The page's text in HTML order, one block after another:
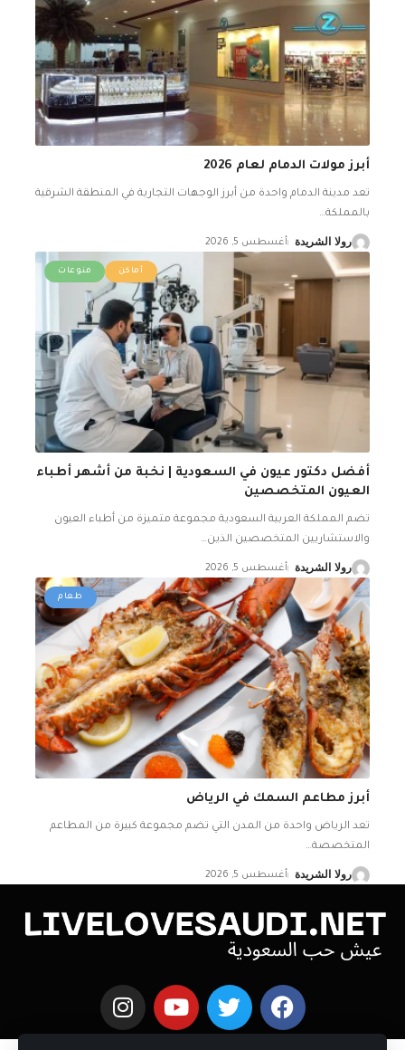
أبرز مولات الدمام لعام 2026
تعد مدينة الدمام واحدة من أبرز الوجهات التجارية في المنطقة الشرقية
بالمملكة…
رولا الشريدة أغسطس 5, 2026
أماكن منوعات
أفضل دكتور عيون في السعودية | نخبة من أشهر أطباء
العيون المتخصصين
تضم المملكة العربية السعودية مجموعة متميزة من أطباء العيون
والاستشاريين المتخصصين الذين…
رولا الشريدة أغسطس 5, 2026
طعام
أبرز مطاعم السمك في الرياض
تعد الرياض واحدة من المدن التي تضم مجموعة كبيرة من المطاعم
المتخصصة…
رولا الشريدة أغسطس 5, 2026